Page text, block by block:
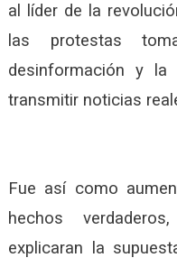
al líder de la
las protestas
desinformación y
transmitir noticias
Fue así como
hechos
explicaran la